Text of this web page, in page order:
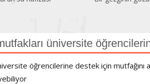
üniversite
öğrencilerine destek için mutfağını